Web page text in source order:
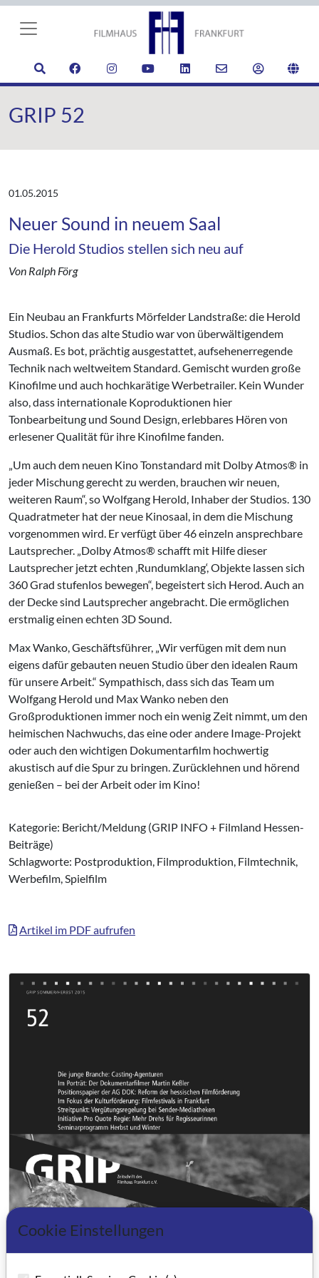
GRIP 52
01.05.2015
Neuer Sound in neuem Saal
Die Herold Studios stellen sich neu auf
Von Ralph Förg
Ein Neubau an Frankfurts Mörfelder Landstraße: die Herold
Studios. Schon das alte Studio war von überwältigendem
Ausmaß. Es bot, prächtig ausgestattet, aufsehenerregende
Technik nach weltweitem Standard. Gemischt wurden große
Kinofilme und auch hochkarätige Werbetrailer. Kein Wunder
also, dass internationale Koproduktionen hier
Tonbearbeitung und Sound Design, erlebbares Hören von
erlesener Qualität für ihre Kinofilme fanden.
„Um auch dem neuen Kino Tonstandard mit Dolby Atmos® in
jeder Mischung gerecht zu werden, brauchen wir neuen,
weiteren Raum“, so Wolfgang Herold, Inhaber der Studios. 130
Quadratmeter hat der neue Kinosaal, in dem die Mischung
vorgenommen wird. Er verfügt über 46 einzeln ansprechbare
Lautsprecher. „Dolby Atmos® schafft mit Hilfe dieser
Lautsprecher jetzt echten ‚Rundumklang‘, Objekte lassen sich
360 Grad stufenlos bewegen“, begeistert sich Herod. Auch an
der Decke sind Lautsprecher angebracht. Die ermöglichen
erstmalig einen echten 3D Sound.
Max Wanko, Geschäftsführer, „Wir verfügen mit dem nun
eigens dafür gebauten neuen Studio über den idealen Raum
für unsere Arbeit.“ Sympathisch, dass sich das Team um
Wolfgang Herold und Max Wanko neben den
Großproduktionen immer noch ein wenig Zeit nimmt, um den
heimischen Nachwuchs, das eine oder andere Image-Projekt
oder auch den wichtigen Dokumentarfilm hochwertig
akustisch auf die Spur zu bringen. Zurücklehnen und hörend
genießen – bei der Arbeit oder im Kino!
Kategorie: Bericht/Meldung (GRIP INFO + Filmland Hessen-
Beiträge)
Schlagworte: Postproduktion, Filmproduktion, Filmtechnik,
Werbefilm, Spielfilm
Artikel im PDF aufrufen
Cookie Einstellungen